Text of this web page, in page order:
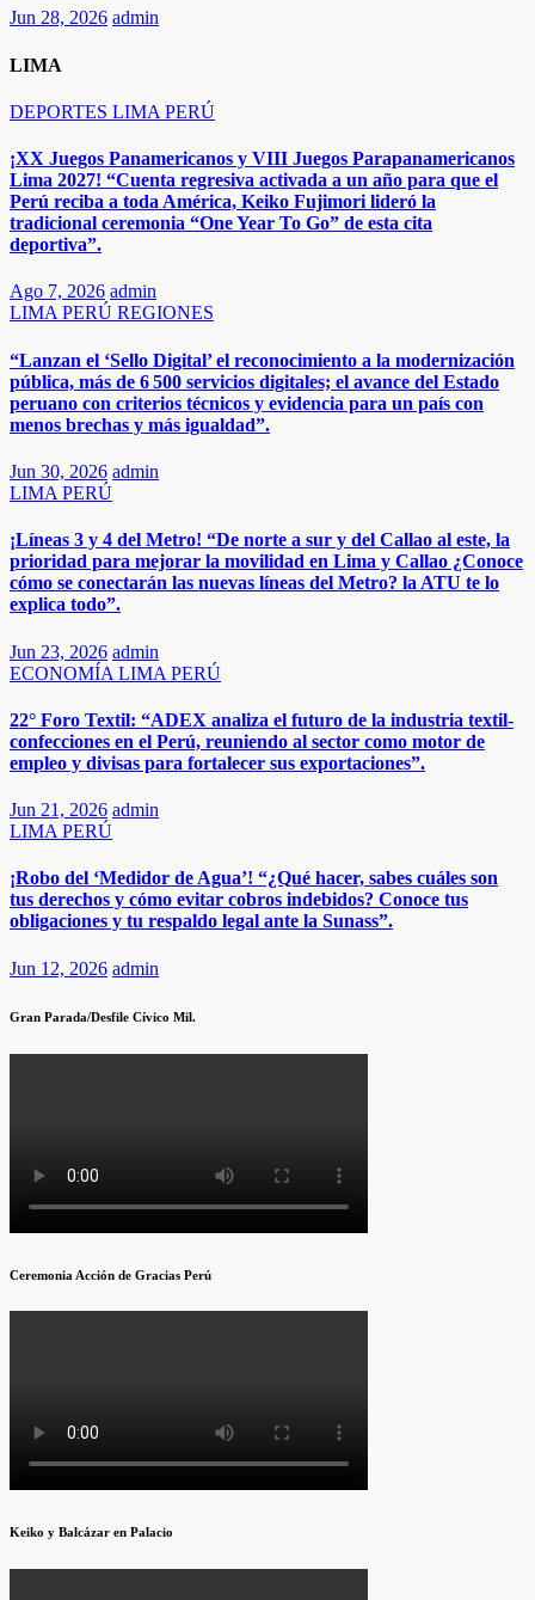
Jun 28, 2026 admin
LIMA
DEPORTES LIMA PERÚ
¡XX Juegos Panamericanos y VIII Juegos Parapanamericanos
Lima 2027! “Cuenta regresiva activada a un año para que el
Perú reciba a toda América, Keiko Fujimori lideró la
tradicional ceremonia “One Year To Go” de esta cita
deportiva”.
Ago 7, 2026 admin
LIMAPERÚ REGIONES
“Lanzan el ‘Sello Digital’ el reconocimiento a la modernización
pública, más de 6 500 servicios digitales; el avance del Estado
peruano con criterios técnicos y evidencia para un país con
menos brechas y más igualdad”.
Jun 30, 2026 admin
LIMA PERÚ
¡Líneas 3 y 4 del Metro! “De norte a sur y del Callao al este, la
prioridad para mejorar la movilidad en Lima y Callao ¿Conoce
cómo se conectarán las nuevas líneas del Metro? la ATU te lo
explica todo”.
Jun 23, 2026 admin
ECONOMÍA LIMA PERÚ
22° Foro Textil: “ADEX analiza el futuro de la industria textil-
confecciones en el Perú, reuniendo al sector como motor de
empleo y divisas para fortalecer sus exportaciones”.​
Jun 21, 2026 admin
LIMA PERÚ
¡Robo del ‘Medidor de Agua’! “¿Qué hacer, sabes cuáles son
tus derechos y cómo evitar cobros indebidos? Conoce tus
obligaciones y tu respaldo legal ante la Sunass”.
Jun 12, 2026 admin
Gran Parada/Desfile Cívico Mil.
Ceremonia Acción de Gracias Perú
Keiko y Balcázar en Palacio